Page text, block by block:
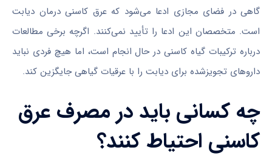
گاهی در فضای مجازی ادعا می‌شود که عرق کاسنی درمان دیابت
است. متخصصان این ادعا را تأیید نمی‌کنند. اگرچه برخی مطالعات
درباره ترکیبات گیاه کاسنی در حال انجام است، اما هیچ فردی نباید
داروهای تجویزشده برای دیابت را با عرقیات گیاهی جایگزین کند.
چه کسانی باید در مصرف عرق
کاسنی احتیاط کنند؟